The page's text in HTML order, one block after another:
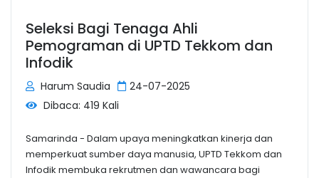
Seleksi Bagi Tenaga Ahli
Pemograman di UPTD Tekkom dan
Infodik
Harum Saudia
24-07-2025
Dibaca: 419 Kali
Samarinda - Dalam upaya meningkatkan kinerja dan
memperkuat sumber daya manusia, UPTD Tekkom dan
Infodik membuka rekrutmen dan wawancara bagi